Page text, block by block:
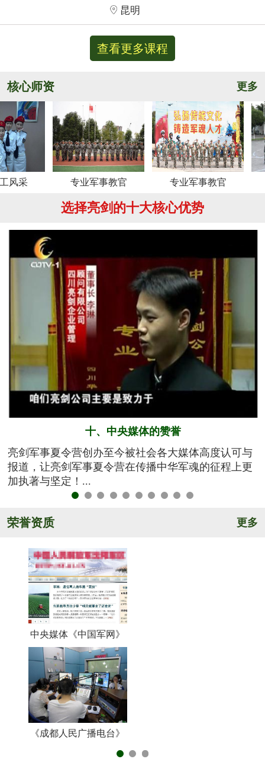
昆明
查看更多课程
核心师资 更多
专业军事教官 专业军事教官 专业军事
选择亮剑的十大核心优势
十、中央媒体的赞誉
亮剑军事夏令营创办至今被社会各大媒体高度认可与
报道，让亮剑军事夏令营在传播中华军魂的征程上更
加执著与坚定！...
荣誉资质 更多
中央媒体《中国军网》
《成都人民广播电台》